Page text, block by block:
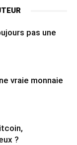
pas une
vraie monnaie
?